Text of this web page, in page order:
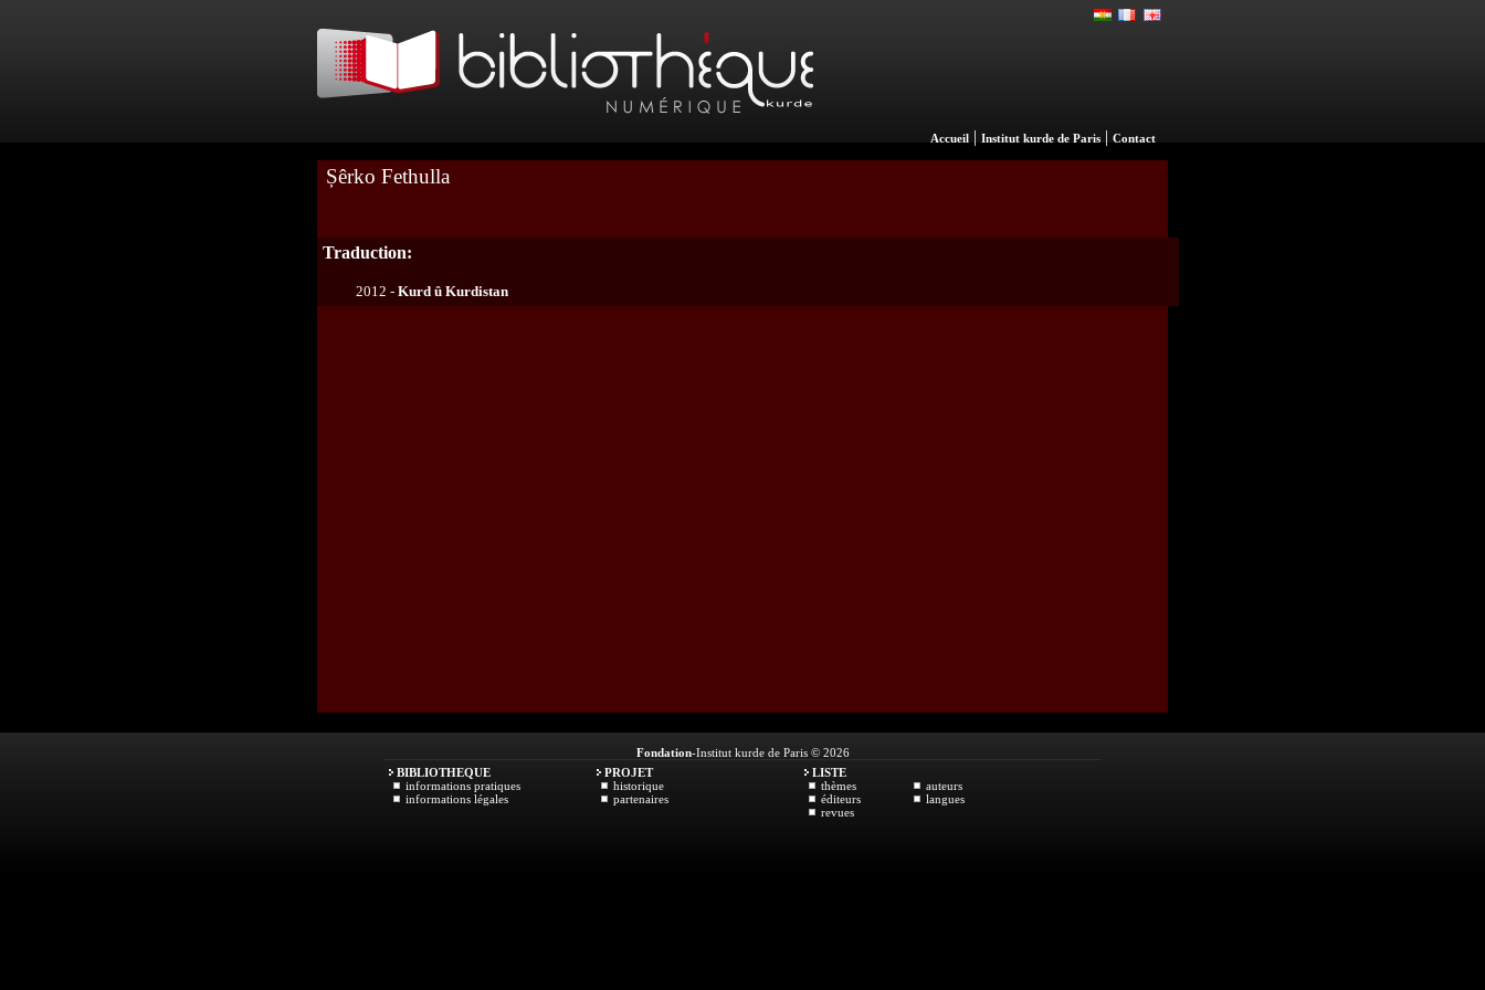
Accueil | Institut kurde de Paris | Contact
Șêrko Fethulla
Traduction:
2012 - Kurd û Kurdistan
Fondation-Institut kurde de Paris © 2026
BIBLIOTHEQUE
informations pratiques
informations légales
PROJET
historique
partenaires
LISTE
thèmes
auteurs
éditeurs
langues
revues